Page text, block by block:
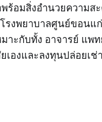
พร้อมสิ่งอำนวยความ
รงพยาบาลศูนย์ขอนแ
าะกับทั้ง อาจารย์ แพ
เองและลงทุนปล่อยเช่